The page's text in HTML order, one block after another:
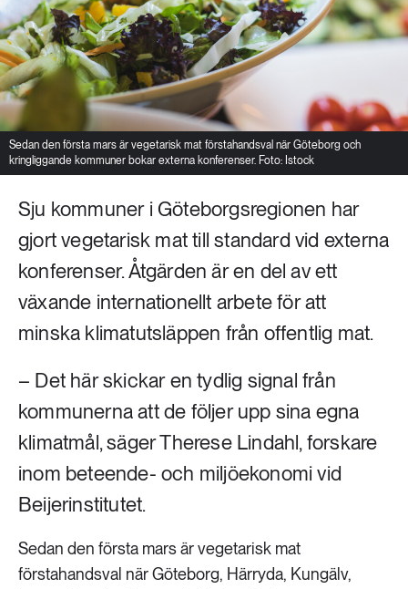
Sedan den första mars är vegetarisk mat förstahandsval när Göteborg och
kringliggande kommuner bokar externa konferenser. Foto: Istock
Sju kommuner i Göteborgsregionen har
gjort vegetarisk mat till standard vid externa
konferenser. Åtgärden är en del av ett
växande internationellt arbete för att
minska klimatutsläppen från offentlig mat.
– Det här skickar en tydlig signal från
kommunerna att de följer upp sina egna
klimatmål, säger Therese Lindahl, forskare
inom beteende- och miljöekonomi vid
Beijerinstitutet.
Sedan den första mars är vegetarisk mat
förstahandsval när Göteborg, Härryda, Kungälv,